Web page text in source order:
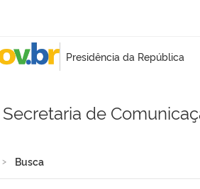
menu principal de navegação
Secretaria de
Você está aqui:
Página Inicial
Busca